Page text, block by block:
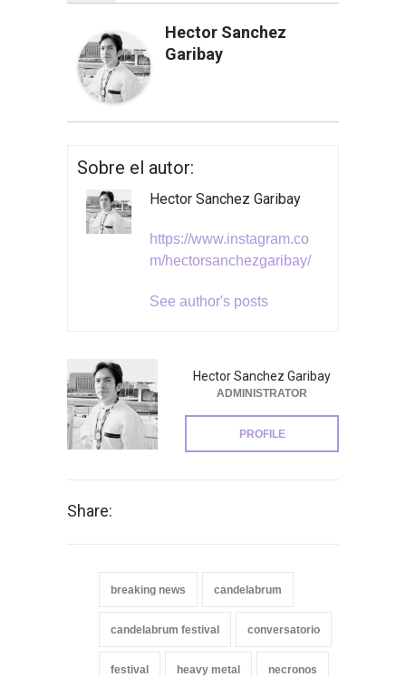
Hector Sanchez
Garibay
Sobre el autor:
Hector Sanchez Garibay
https://www.instagram.co
m/hectorsanchezgaribay/
See author's posts
Hector Sanchez Garibay
ADMINISTRATOR
PROFILE
Share:
breaking news candelabrum
candelabrum festival conversatorio
festival heavy metal necronos